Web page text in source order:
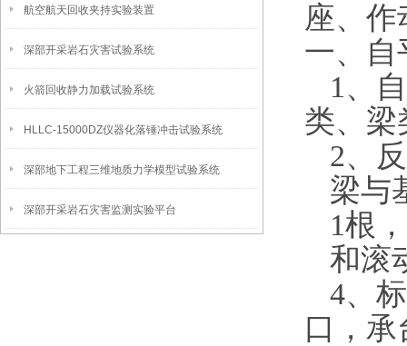
航空航天回收夹持实验装置
深部开采岩石灾害试验系统
火箭回收静力加载试验系统
HLLC-15000DZ仪器化落锤冲击试验系统
深部地下工程三维地质力学模型试验系统
深部开采岩石灾害监测实验平台
座、 作
一、自
1 、
类、梁
2、
梁与
1根
和滚
4、
口，